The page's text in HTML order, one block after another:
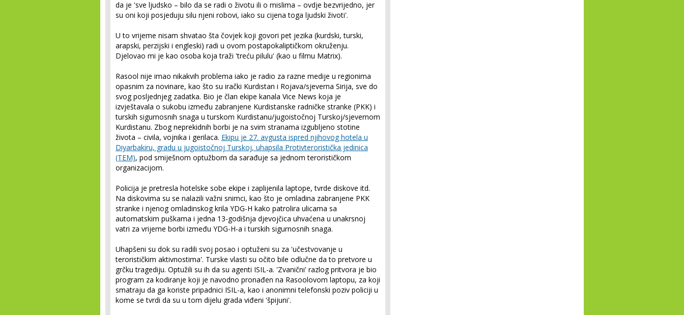
da je 'sve ljudsko – bilo da se radi o životu ili o mislima – ovdje bezvrijedno, jer
su oni koji posjeduju silu njeni robovi, iako su cijena toga ljudski životi'.
U to vrijeme nisam shvatao šta čovjek koji govori pet jezika (kurdski, turski,
arapski, perzijski i engleski) radi u ovom postapokaliptičkom okruženju.
Djelovao mi je kao osoba koja traži 'treću pilulu' (kao u filmu Matrix).
Rasool nije imao nikakvih problema iako je radio za razne medije u regionima
opasnim za novinare, kao što su irački Kurdistan i Rojava/sjeverna Sirija, sve do
svog posljednjeg zadatka. Bio je član ekipe kanala Vice News koja je
izvještavala o sukobu između zabranjene Kurdistanske radničke stranke (PKK) i
turskih sigurnosnih snaga u turskom Kurdistanu/jugoistočnoj Turskoj/sjevernom
Kurdistanu. Zbog neprekidnih borbi je na svim stranama izgubljeno stotine
života – civila, vojnika i gerilaca. Ekipu je 27. avgusta ispred njihovog hotela u
Diyarbakiru, gradu u jugoistočnoj Turskoj, uhapsila Protivteroristička jedinica
(TEM), pod smiješnom optužbom da sarađuje sa jednom terorističkom
organizacijom.
Policija je pretresla hotelske sobe ekipe i zaplijenila laptope, tvrde diskove itd.
Na diskovima su se nalazili važni snimci, kao što je omladina zabranjene PKK
stranke i njenog omladinskog krila YDG-H kako patrolira ulicama sa
automatskim puškama i jedna 13-godišnja djevojčica uhvaćena u unakrsnoj
vatri za vrijeme borbi između YDG-H-a i turskih sigurnosnih snaga.
Uhapšeni su dok su radili svoj posao i optuženi su za 'učestvovanje u
terorističkim aktivnostima'. Turske vlasti su očito bile odlučne da to pretvore u
grčku tragediju. Optužili su ih da su agenti ISIL-a. 'Zvanični' razlog pritvora je bio
program za kodiranje koji je navodno pronađen na Rasoolovom laptopu, za koji
smatraju da ga koriste pripadnici ISIL-a, kao i anonimni telefonski poziv policiji u
kome se tvrdi da su u tom dijelu grada viđeni 'špijuni'.